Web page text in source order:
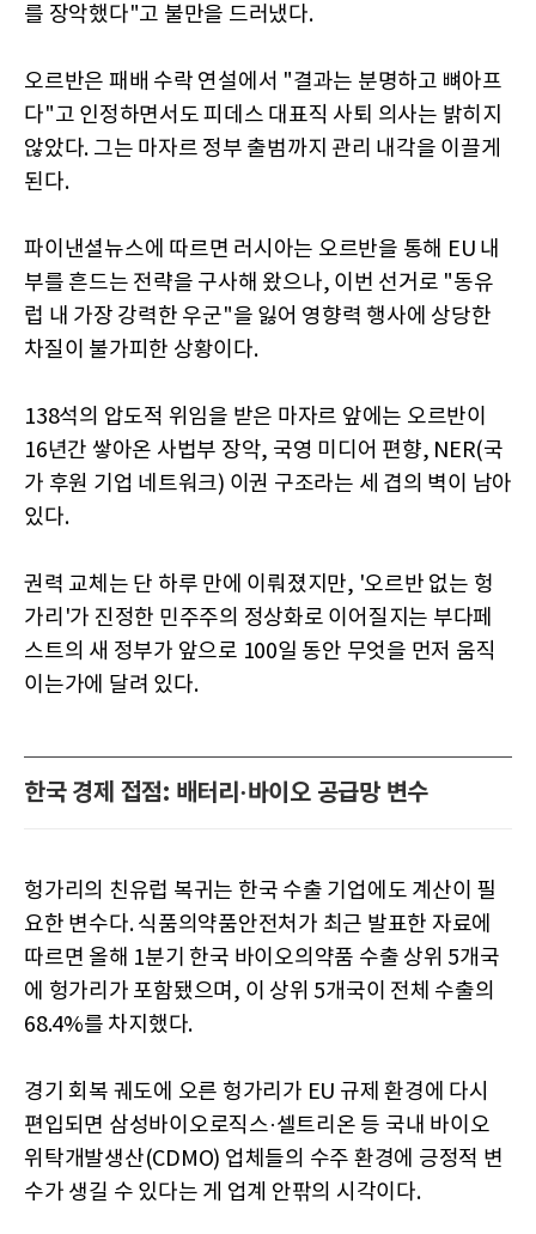
를 장악했다"고 불만을 드러냈다.
오르반은 패배 수락 연설에서 "결과는 분명하고 뼈아프
다"고 인정하면서도 피데스 대표직 사퇴 의사는 밝히지
않았다. 그는 마자르 정부 출범까지 관리 내각을 이끌게
된다.
파이낸셜뉴스에 따르면 러시아는 오르반을 통해 EU 내
부를 흔드는 전략을 구사해 왔으나, 이번 선거로 "동유
럽 내 가장 강력한 우군"을 잃어 영향력 행사에 상당한
차질이 불가피한 상황이다.
138석의 압도적 위임을 받은 마자르 앞에는 오르반이
16년간 쌓아온 사법부 장악, 국영 미디어 편향, NER(국
가 후원 기업 네트워크) 이권 구조라는 세 겹의 벽이 남아
있다.
권력 교체는 단 하루 만에 이뤄졌지만, '오르반 없는 헝
가리'가 진정한 민주주의 정상화로 이어질지는 부다페
스트의 새 정부가 앞으로 100일 동안 무엇을 먼저 움직
이는가에 달려 있다.
한국 경제 접점: 배터리·바이오 공급망 변수
헝가리의 친유럽 복귀는 한국 수출 기업에도 계산이 필
요한 변수다. 식품의약품안전처가 최근 발표한 자료에
따르면 올해 1분기 한국 바이오의약품 수출 상위 5개국
에 헝가리가 포함됐으며, 이 상위 5개국이 전체 수출의
68.4%를 차지했다.
경기 회복 궤도에 오른 헝가리가 EU 규제 환경에 다시
편입되면 삼성바이오로직스·셀트리온 등 국내 바이오
위탁개발생산(CDMO) 업체들의 수주 환경에 긍정적 변
수가 생길 수 있다는 게 업계 안팎의 시각이다.